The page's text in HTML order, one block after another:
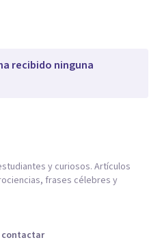
recibido ninguna
y curiosos. Artículos
frases célebres y
contactar